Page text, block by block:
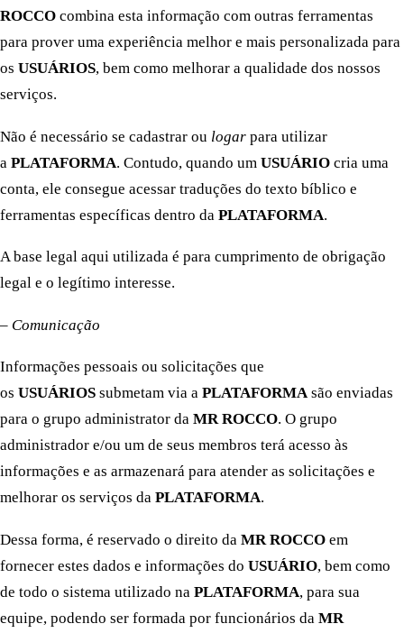
ROCCO combina esta informação com outras ferramentas
para prover uma experiência melhor e mais personalizada para
os USUÁRIOS, bem como melhorar a qualidade dos nossos
serviços.
Não é necessário se cadastrar ou logar para utilizar
a PLATAFORMA. Contudo, quando um USUÁRIO cria uma
conta, ele consegue acessar traduções do texto bíblico e
ferramentas específicas dentro da PLATAFORMA.
A base legal aqui utilizada é para cumprimento de obrigação
legal e o legítimo interesse.
– Comunicação
Informações pessoais ou solicitações que
os USUÁRIOS submetam via a PLATAFORMAsão enviadas
para o grupo administrator da MR ROCCO. O grupo
administrador e/ou um de seus membros terá acesso às
informações e as armazenará para atender as solicitações e
melhorar os serviços da PLATAFORMA.
Dessa forma, é reservado o direito da MR ROCCO em
fornecer estes dados e informações do USUÁRIO, bem como
de todo o sistema utilizado na PLATAFORMA, para sua
equipe, podendo ser formada por funcionários da MR